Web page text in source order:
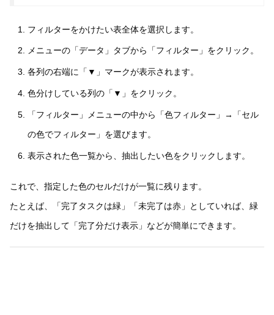
フィルターをかけたい表全体を選択します。
メニューの「データ」タブから「フィルター」をクリック。
各列の右端に「▼」マークが表示されます。
色分けしている列の「▼」をクリック。
「フィルター」メニューの中から「色フィルター」→「セル
の色でフィルター」を選びます。
表示された色一覧から、抽出したい色をクリックします。
これで、指定した色のセルだけが一覧に残ります。
たとえば、「完了タスクは緑」「未完了は赤」としていれば、緑
だけを抽出して「完了分だけ表示」などが簡単にできます。